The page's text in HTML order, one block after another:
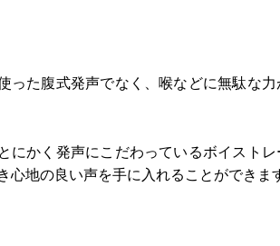
った腹式発声でなく、喉などに無駄な
にかく発声にこだわっているボイスト
心地の良い声を手に入れることができま